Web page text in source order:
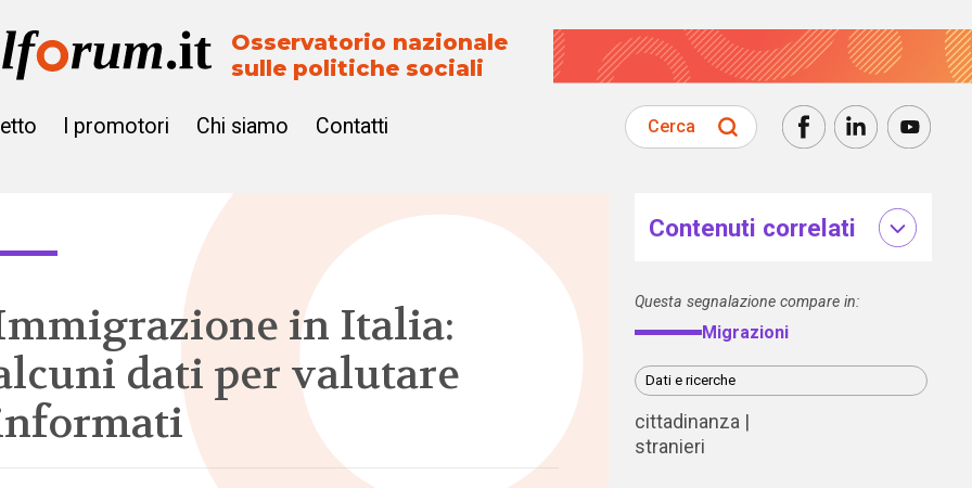
Osservatorio nazionale
sulle politiche sociali
I promotori Chi siamo Contatti Cerca
in Italia:
dati per valutare
Contenuti correlati
Questa segnalazione compare in:
Migrazioni
Dati e ricerche
cittadinanza
stranieri